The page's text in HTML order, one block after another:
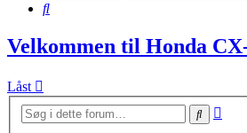
Søg
Velkommen til Honda
Låst
Søg